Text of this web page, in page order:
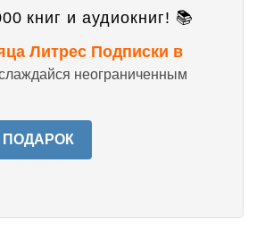
книг и аудиокниг! 📚
Литрес Подписки в
неограниченным
ПОДАРОК